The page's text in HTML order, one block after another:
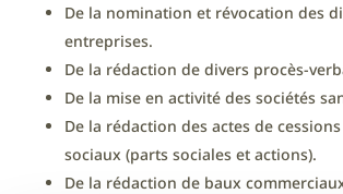
De la nomination et révocation des
entreprises.
De la rédaction de divers procès-
De la mise en activité des sociétés
De la rédaction des actes de
sociaux (parts sociales et actions).
De la rédaction de baux